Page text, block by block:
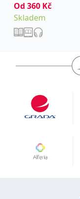
Od 360 Kč
Skladem